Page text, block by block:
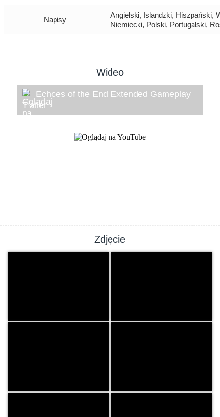
Napisy
Angielski, Islandzki, Hiszpański,
Niemiecki, Polski, Portugalski,
Wideo
Echoes of the End Extended Gameplay
Trailer
Zdjęcie